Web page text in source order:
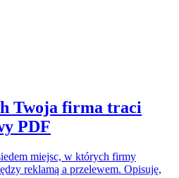
Twoja firma traci
PDF
miejsc, w których firmy
reklamą a przelewem. Opisuję,